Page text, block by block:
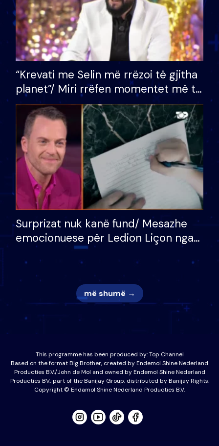
“Krevati me Selin më rrëzoi të gjitha
planet”/ Miri rrëfen momentet më të
bukura në shtëpinë e BB VIP: Do më
mungojë zilja e mëngjesit kur…
Surprizat nuk kanë fund/ Mesazhe
emocionuese për Ledion Liçon nga
nëna dhe fëmijët e tij, moderatori
nuk i mban dot lotët: Nuk meritoj…
më shumë →
This programme has been produced by:Top Channel
Based on the format Big Brother, created by Endemol Shine Nederland
Producties B.V./John de Mol and owned by Endemol Shine Nederland
Producties BV., part of the Banijay Group, distributed by Banijay Rights.
Copyright © Endamol Shine Nederland Producties B.V.